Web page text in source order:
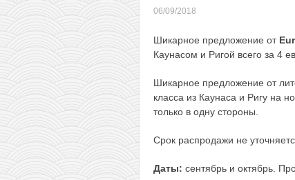
06/09/2018
Шикарное предложение от
Каунасом и Ригой всего за 4
Шикарное предложение от
класса из Каунаса и Ригу на
только в одну стороны.
Срок распродажи не
Даты: сентябрь и октябрь.